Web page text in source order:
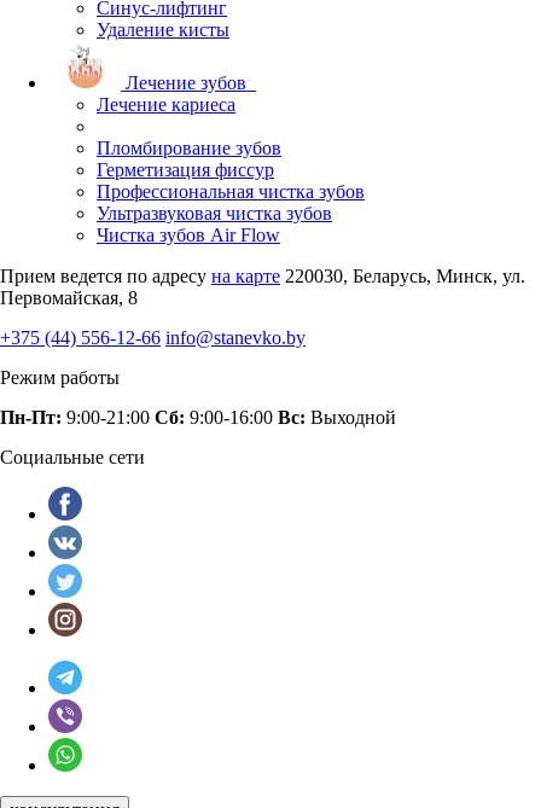
Синус-лифтинг
Удаление кисты
Лечение зубов
Лечение кариеса
Пломбирование зубов
Герметизация фиссур
Профессиональная чистка зубов
Ультразвуковая чистка зубов
Чистка зубов Air Flow
Прием ведется по адресу на карте 220030, Беларусь, Минск, ул.
Первомайская, 8
+375 (44) 556-12-66 info@stanevko.by
Режим работы
Пн-Пт: 9:00-21:00 Сб: 9:00-16:00 Вс: Выходной
Социальные сети